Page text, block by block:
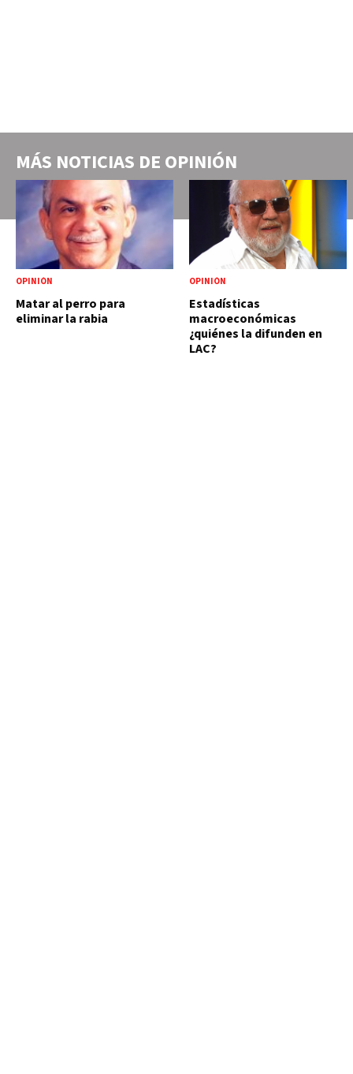
MÁS NOTICIAS DE OPINIÓN
OPINIÓN
Matar al perro para
eliminar la rabia
OPINIÓN
Estadísticas
macroeconómicas
¿quiénes la difunden en
LAC?